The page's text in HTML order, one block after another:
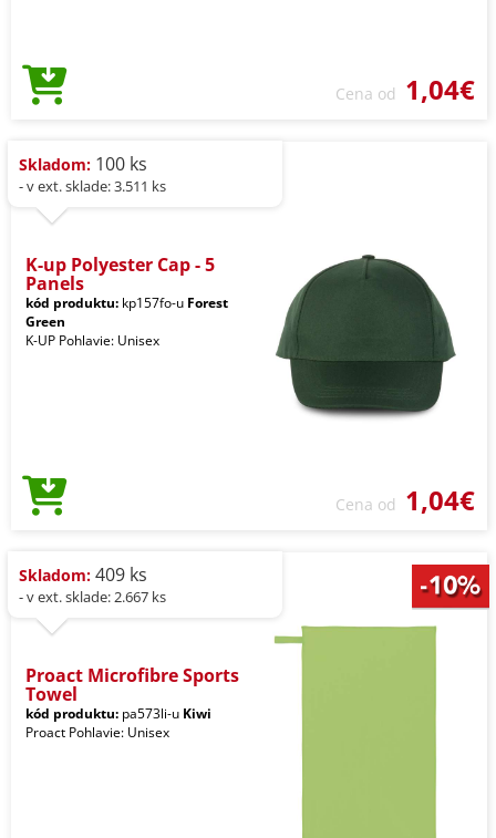
Cena od 1,04€
Skladom: 100 ks
- v ext. sklade: 3.511 ks
K-up Polyester Cap - 5
Panels
kód produktu: kp157fo-u Forest
Green
K-UP Pohlavie: Unisex
Cena od 1,04€
Skladom: 409 ks
- v ext. sklade: 2.667 ks
Proact Microfibre Sports
Towel
kód produktu: pa573li-u Kiwi
Proact Pohlavie: Unisex